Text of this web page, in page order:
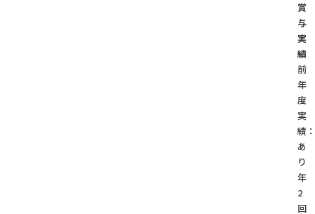
賞
与
実
績
前
年
度
実
績：
あ
り
年
2
回